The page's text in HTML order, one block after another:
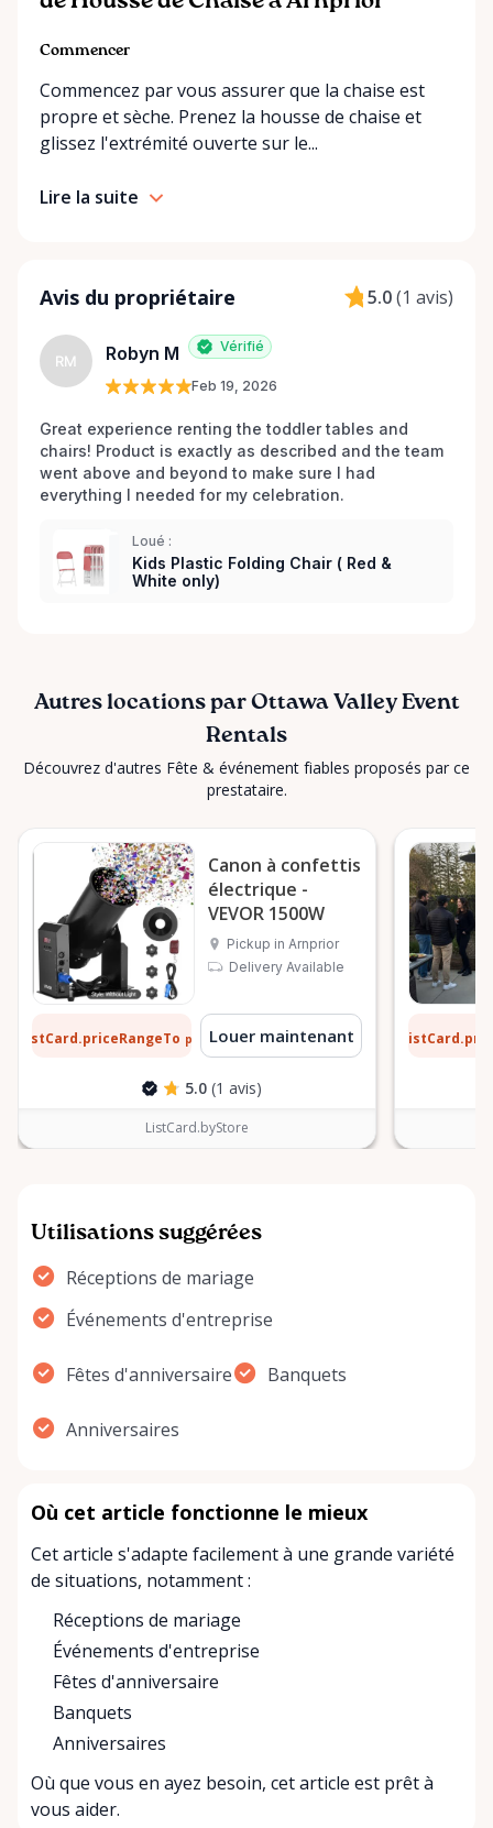
additional items or help you find the right solution
for your event. Local. Flexible. Reliable. That’s
Ottawa Valley Event Rentals — helping make special
moments even better across the Ottawa Valley.
Commencer
Commencez par vous assurer que la chaise est
propre et sèche. Prenez la housse de chaise et
glissez l'extrémité ouverte sur le...
Lire la suite
Avis du propriétaire 5.0(1 avis)
RM Robyn M Vérifié
Feb 19, 2026
Great experience renting the toddler tables and
chairs! Product is exactly as described and the team
went above and beyond to make sure I had
everything I needed for my celebration.
Loué :
Kids Plastic Folding Chair ( Red &
White only)
Autres locations par Ottawa Valley Event
Rentals
Découvrez d'autres Fête & événement fiables proposés par ce
prestataire.
Canon à confettis
électrique -
VEVOR 1500W
Pickup in Arnprior
Delivery Available
ListCard.priceRangeTo par jourLouer maintenant
5.0 (1 avis)
ListCard.byStore
Utilisations suggérées
Réceptions de mariage
Événements d'entreprise
Fêtes d'anniversaire Banquets
Anniversaires
Où cet article fonctionne le mieux
Cet article s'adapte facilement à une grande variété
de situations, notamment :
Réceptions de mariage
Événements d'entreprise
Fêtes d'anniversaire
Banquets
Anniversaires
Où que vous en ayez besoin, cet article est prêt à
vous aider.